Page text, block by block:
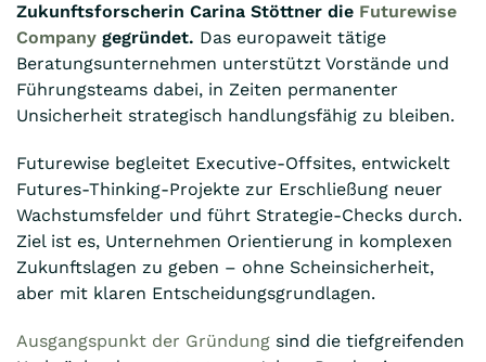
Zukunftsforscherin Carina Stöttner die Futurewise
Company gegründet. Das europaweit tätige
Beratungsunternehmen unterstützt Vorstände und
Führungsteams dabei, in Zeiten permanenter
Unsicherheit strategisch handlungsfähig zu bleiben.
Futurewise begleitet Executive-Offsites, entwickelt
Futures-Thinking-Projekte zur Erschließung neuer
Wachstumsfelder und führt Strategie-Checks durch.
Ziel ist es, Unternehmen Orientierung in komplexen
Zukunftslagen zu geben – ohne Scheinsicherheit,
aber mit klaren Entscheidungsgrundlagen.
Ausgangspunkt der Gründung sind die tiefgreifenden